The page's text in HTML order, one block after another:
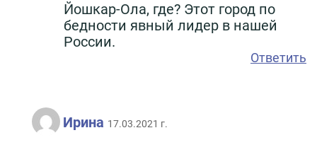
Йошкар-Ола, где? Этот город по
бедности явный лидер в нашей
России.
Ответить
Ирина 17.03.2021 г.